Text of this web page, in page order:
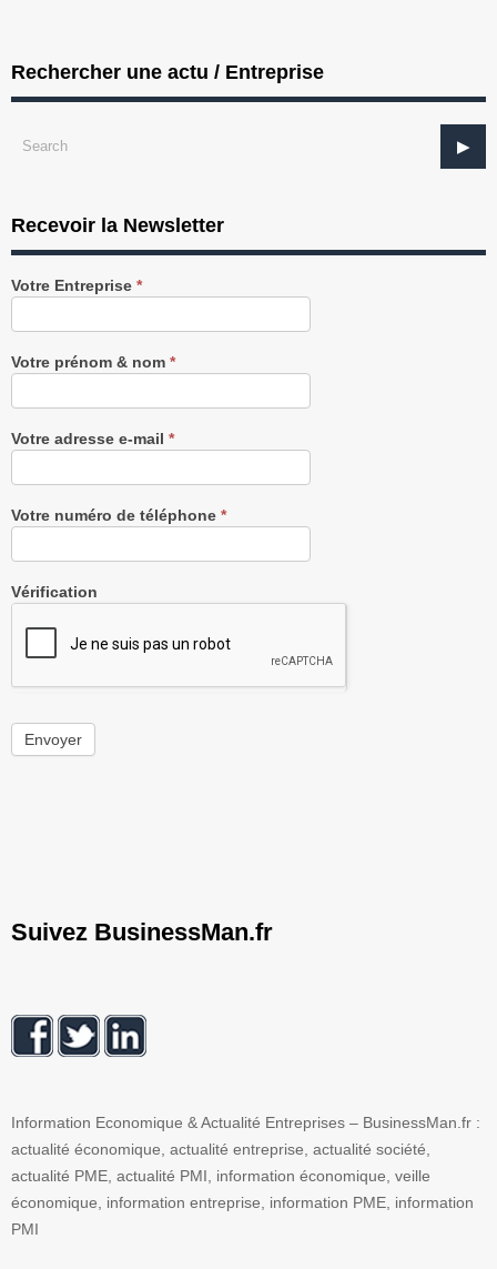
Rechercher une actu / Entreprise
Recevoir la Newsletter
Recevez
notre
gratuitement
Votre Entreprise *
Votre prénom & nom *
Votre adresse e-mail *
Votre numéro de téléphone *
Vérification
Envoyer
Suivez BusinessMan.fr
Information Economique & Actualité Entreprises – BusinessMan.fr :
actualité économique, actualité entreprise, actualité société,
actualité PME, actualité PMI, information économique, veille
économique, information entreprise, information PME, information
PMI